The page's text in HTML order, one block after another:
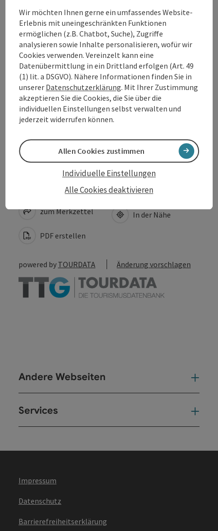
Kontakt
Öffnungszeiten
Anreise/Lage
Eignung
Beitrag merken
zum Merkzettel
PDF erstellen
Beitrag drucken
In der Nähe
powered by TOURDATA Änderung vorschlagen
Andere Webseiten
Services
Impressum
Datenschutz
Barrierefreiheitserklärung
Wir möchten Ihnen gerne ein umfassendes Website-
Erlebnis mit uneingeschränkten Funktionen
ermöglichen (z.B. Chatbot, Suche), Zugriffe
analysieren sowie Inhalte personalisieren, wofür wir
Cookies verwenden. Vereinzelt kann eine
Datenübermittlung in ein Drittland erfolgen (Art. 49
(1) lit. a DSGVO). Nähere Informationen finden Sie in
unserer Datenschutzerklärung. Mit Ihrer Zustimmung
akzeptieren Sie die Cookies, die Sie über die
individuellen Einstellungen selbst verwalten und
jederzeit widerrufen können.
Alle Cookies deaktivieren
Individuelle Einstellungen
Allen Cookies zustimmen